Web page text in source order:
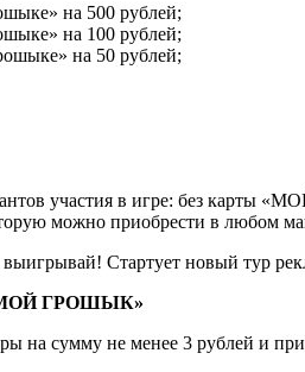
на 500 рублей;
на 100 рублей;
на 50 рублей;
участия в игре: без
можно приобрести в любом
«МОЙ ГРОШЫК»
на сумму не менее 3 рублей и